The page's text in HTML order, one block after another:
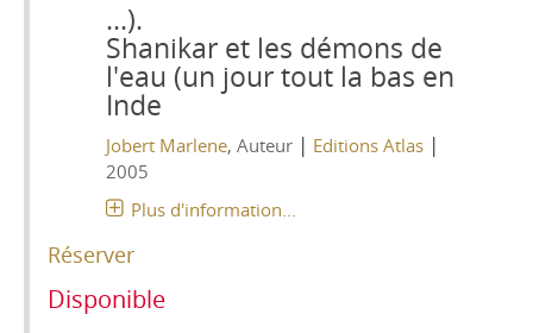
...).
Shanikar et les démons de
l'eau (un jour tout la bas en
Inde
Jobert Marlene, Auteur | Editions Atlas |
2005
Plus d'information...
Réserver
Disponible